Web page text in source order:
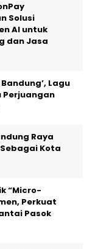
Solusi
AI untuk
dan Jasa
Lagu
Perjuangan
Raya
Kota
“Micro-
Perkuat
Pasok